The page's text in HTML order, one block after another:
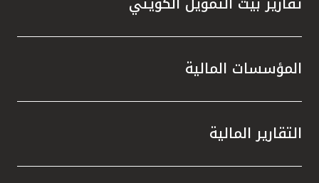
المؤسسات المالية
التقارير المالية